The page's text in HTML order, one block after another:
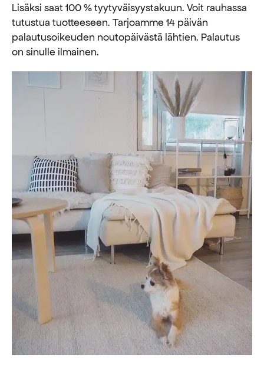
Lisäksi saat 100 % tyytyväisyystakuun. Voit rauhassa
tutustua tuotteeseen. Tarjoamme 14 päivän
palautusoikeuden noutopäivästä lähtien. Palautus
on sinulle ilmainen.